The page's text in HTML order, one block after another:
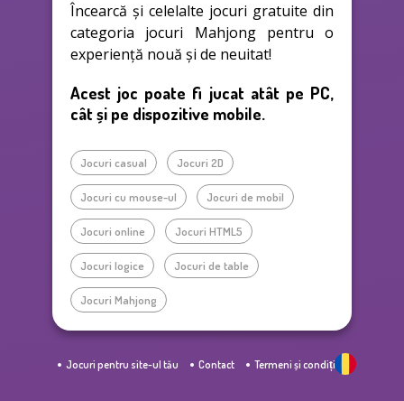
Încearcă și celelalte jocuri gratuite din
categoria jocuri Mahjong pentru o
experiență nouă și de neuitat!
Acest joc poate fi jucat atât pe PC,
cât și pe dispozitive mobile.
Jocuri casual Jocuri 2D
Jocuri cu mouse-ul Jocuri de mobil
Jocuri online Jocuri HTML5
Jocuri logice Jocuri de table
Jocuri Mahjong
Jocuri pentru site-ul tău Contact Termeni și condiții